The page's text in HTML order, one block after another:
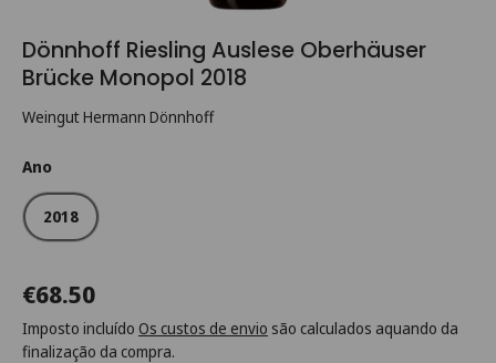
Dönnhoff Riesling Auslese Oberhäuser
Brücke Monopol 2018
Weingut Hermann Dönnhoff
Ano
2018
€68.50
Imposto incluído Os custos de envio são calculados aquando da
finalização da compra.